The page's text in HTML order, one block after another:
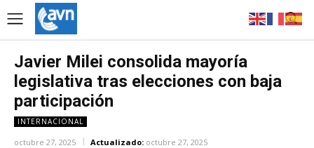
Javier Milei consolida mayoría
legislativa tras elecciones con baja
participación
INTERNACIONAL
octubre 27, 2025 Actualizado: octubre 27, 2025